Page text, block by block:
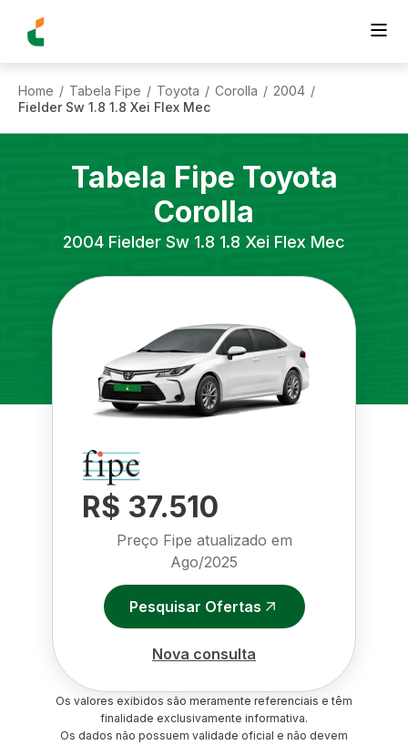
Home / Tabela Fipe / Toyota / Corolla / 2004 /
Fielder Sw 1.8 1.8 Xei Flex Mec
Tabela Fipe Toyota
Corolla
2004 Fielder Sw 1.8 1.8 Xei Flex Mec
R$ 37.510
Preço Fipe atualizado em
Ago/2025
Pesquisar Ofertas
Nova consulta
Os valores exibidos são meramente referenciais e têm
finalidade exclusivamente informativa.
Os dados não possuem validade oficial e não devem